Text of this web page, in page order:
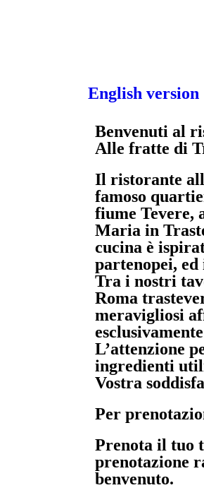
English version
Benvenuti al
Alle fratte di
Il ristorante
famoso
fiume Tevere,
Maria in
cucina è
partenopei,
Tra i nostri
Roma
meravigliosi
L’attenzione
ingredienti
Vostra
Per
Prenota il tuo
prenotazione
benvenuto.